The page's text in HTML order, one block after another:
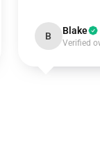
B Blake
Verified